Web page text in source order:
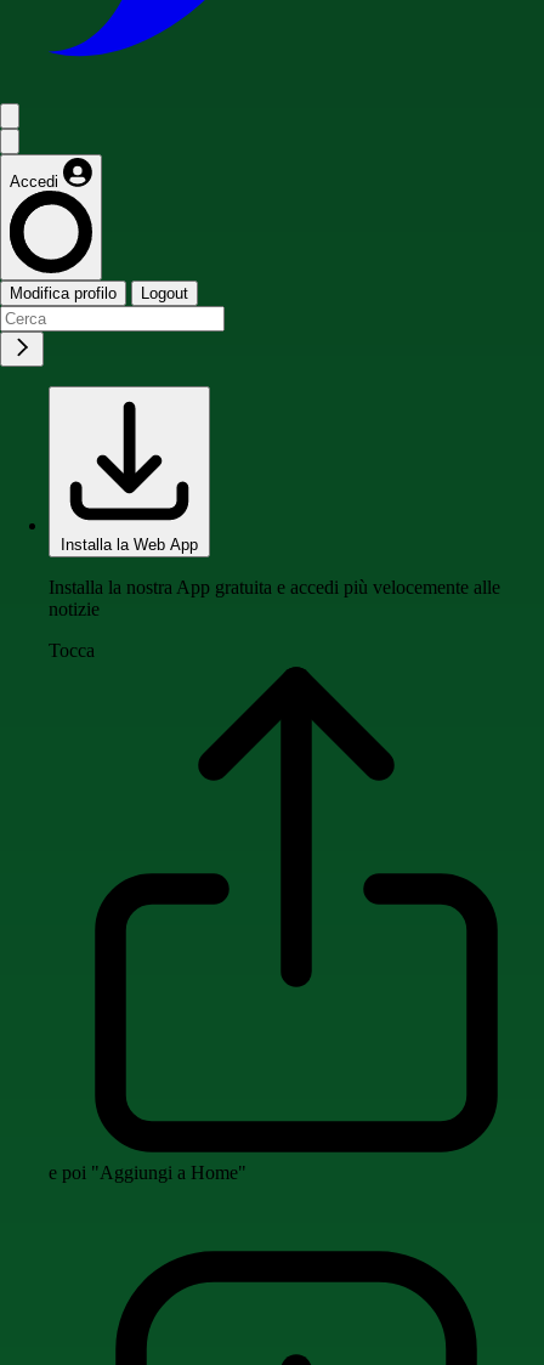
Accedi
Modifica profilo Logout
Installa la Web App
Installa la nostra App gratuita e accedi più velocemente alle
notizie
Tocca
e poi "Aggiungi a Home"